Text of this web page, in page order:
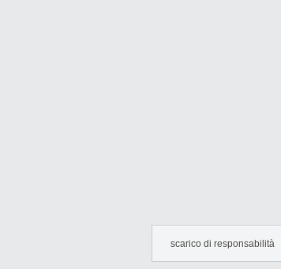
scarico di responsabilità